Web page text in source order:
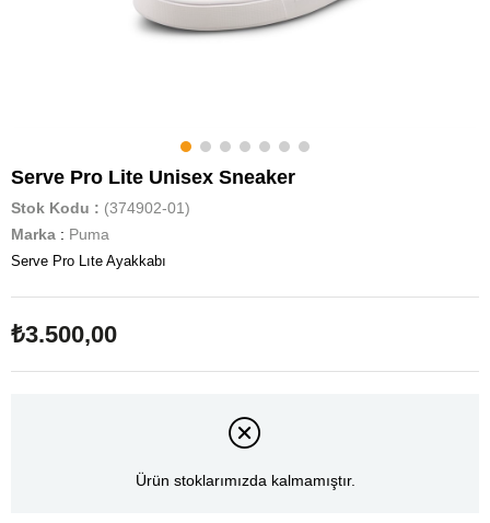
Serve Pro Lite Unisex Sneaker
Stok Kodu
(374902-01)
Marka : Puma
Serve Pro Lıte Ayakkabı
₺3.500,00
Ürün stoklarımızda kalmamıştır.